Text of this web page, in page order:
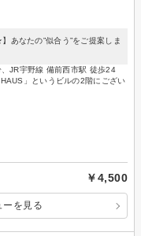
あなたの”似合う”をご提案しま
JR宇野線 備前西市駅 徒歩24
」というビルの2階にござい
￥4,500
ーを見る